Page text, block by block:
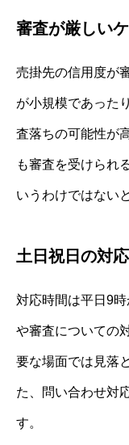
審査が厳しい
売掛先の信用度が
が小規模であった
査落ちの可能性が
も審査を受けられ
いうわけではない
土日祝日の対
対応時間は平日9
や審査についての
要な場面では見落
た、問い合わせ対
す。